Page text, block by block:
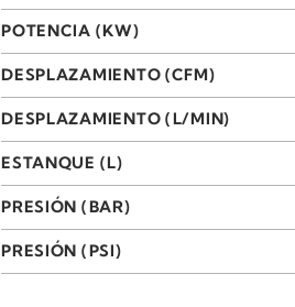
POTENCIA (KW)
DESPLAZAMIENTO (CFM)
DESPLAZAMIENTO (L/MIN)
ESTANQUE (L)
PRESIÓN (BAR)
PRESIÓN (PSI)